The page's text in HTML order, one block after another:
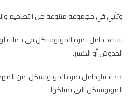
وتأتي في مجموعة متنوعة من التصاميم
يساعد حامل نمرة الموتوسيكل في حماية
الخدوش أو الكسر.
عند اختيار حامل نمرة الموتوسيكل، من
الموتوسيكل التي تمتلكها.